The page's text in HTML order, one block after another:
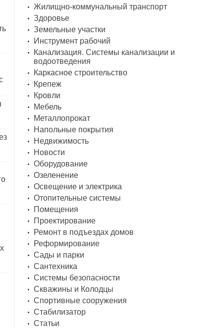
Жилищно-коммунальный транспорт
Здоровье
Земельные участки
Инструмент рабочий
Канализация. Системы канализации и
водоотведения
Каркасное строительство
Крепеж
Кровли
Мебель
Металлопрокат
Напольные покрытия
Недвижимость
Новости
Оборудование
Озеленение
Освещение и электрика
Отопительные системы
Помещения
Проектирование
Ремонт в подъездах домов
Реформирование
Сады и парки
Сантехника
Системы безопасности
Скважины и Колодцы
Спортивные сооружения
Стабилизатор
Статьи